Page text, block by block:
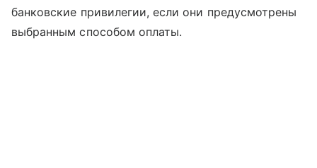
банковские привилегии, если они предусмотрены
выбранным способом оплаты.